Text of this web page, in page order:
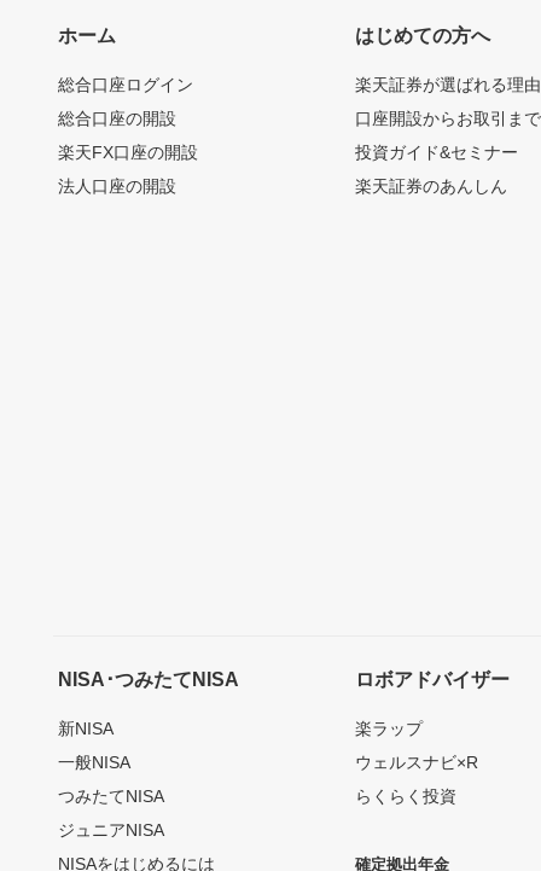
ホーム
総合口座ログイン
総合口座の開設
楽天FX口座の開設
法人口座の開設
はじめての方へ
楽天証券が選ばれる理由
口座開設からお取引ま
投資ガイド&セミナー
楽天証券のあんしん
NISA･つみたてNISA
新NISA
一般NISA
つみたてNISA
ジュニアNISA
NISAをはじめるには
ロボアドバイザー
楽ラップ
ウェルスナビ×R
らくらく投資
確定拠出年金